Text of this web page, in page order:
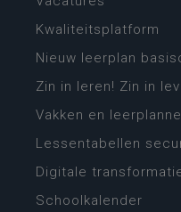
Kwaliteitsplatform
Nieuw leerplan
Zin in leren! Zin in
Vakken en
Lessentabellen
Digitale
Schoolkalender